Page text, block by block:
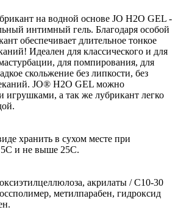
на водной основе JO H2O GEL -
интимный гель. Благодаря особой
обеспечивает длительное тонкое
Идеален для классического и для
для помпирования, для
скольжение без липкости, без
JO® H2O GEL можно
игрушками, а так же лубрикант легко
хранить в сухом месте при
5С и не выше 25С.
акрилаты / С10-30
метилпарабен, гидроксид